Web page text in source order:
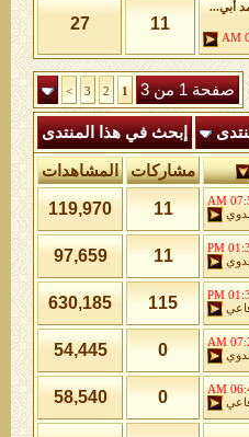
أبي...
11
27
صفحة 1 من 3 1
2
3
>
إبحث في هذا المنتدى
مشاركات المشاهدات
11
119,970
01:39
11
97,659
01:37
115
630,185
07:22
0
54,445
06:40
0
58,540